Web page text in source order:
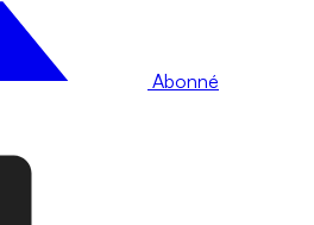
Abonné